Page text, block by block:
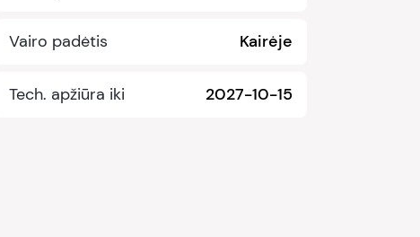
Vairo padėtis Kairėje
Tech. apžiūra iki 2027-10-15